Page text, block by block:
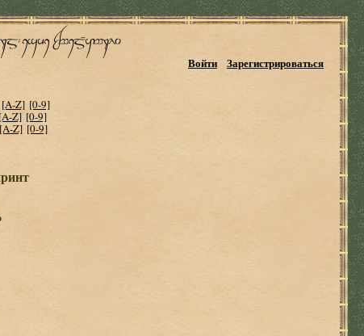
Войти Зарегистрироваться
[A-Z] [0-9]
[A-Z] [0-9]
[A-Z] [0-9]